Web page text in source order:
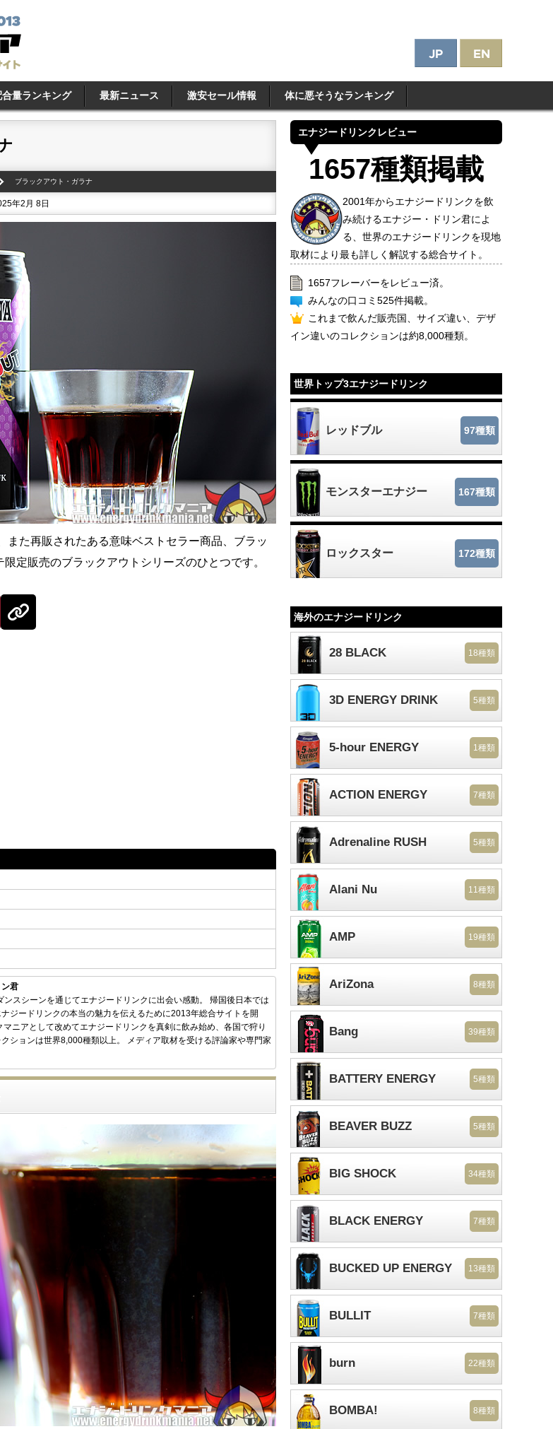
量ランキング 最新ニュース 激安セール情報 体に悪そうなランキング
ブラックアウト・ガラナ
年2月 8日
また再販されたある意味ベストセラー商品、ブラッ
定販売のブラックアウトシリーズのひとつです。
君
スシーンを通じてエナジードリンクに出会い感動。 帰国後日本では
ジードリンクの本当の魅力を伝えるために2013年総合サイトを開
ニアとして改めてエナジードリンクを真剣に飲み始め、各国で狩り
ションは世界8,000種類以上。 メディア取材を受ける評論家や専門家
エナジードリンクレビュー
1657種類掲載
2001年からエナジードリンクを飲
み続けるエナジー・ドリン君によ
る、世界のエナジードリンクを現地
取材により最も詳しく解説する総合サイト。
1657フレーバーをレビュー済。
みんなの口コミ525件掲載。
これまで飲んだ販売国、サイズ違い、デザ
イン違いのコレクションは約8,000種類。
世界トップ3エナジードリンク
レッドブル 97種類
モンスターエナジー 167種類
ロックスター 172種類
海外のエナジードリンク
28 BLACK 18種類
3D ENERGY DRINK 5種類
5-hour ENERGY 1種類
ACTION ENERGY 7種類
Adrenaline RUSH 5種類
Alani Nu 11種類
AMP 19種類
AriZona 8種類
Bang 39種類
BATTERY ENERGY 5種類
BEAVER BUZZ 5種類
BIG SHOCK 34種類
BLACK ENERGY 7種類
BUCKED UP ENERGY 13種類
BULLIT 7種類
burn 22種類
BOMBA! 8種類